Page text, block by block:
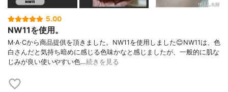
5.00
NW11を使用。
M·A·Cから商品提供を頂きました。NW11を使用しました😊NW11は、色
白さんだと気持ち暗めに感じる色味かなと感じましたが、一般的に肌な
じみが良い使いやすい色…続きを見る